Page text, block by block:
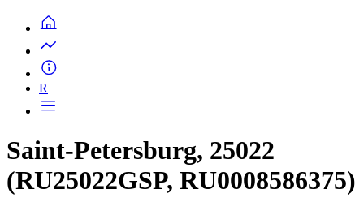
R
Saint-Petersburg, 25022
(RU25022GSP, RU0008586375)